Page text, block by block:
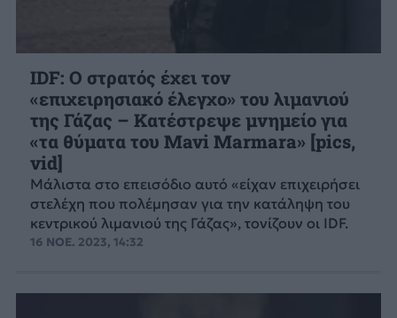
IDF: Ο στρατός έχει τον
«επιχειρησιακό έλεγχο» του λιμανιού
της Γάζας – Κατέστρεψε μνημείο για
«τα θύματα του Mavi Marmara» [pics,
vid]
Μάλιστα στο επεισόδιο αυτό «είχαν επιχειρήσει
στελέχη που πολέμησαν για την κατάληψη του
κεντρικού λιμανιού της Γάζας», τονίζουν οι IDF.
16 ΝΟΕ. 2023, 14:32